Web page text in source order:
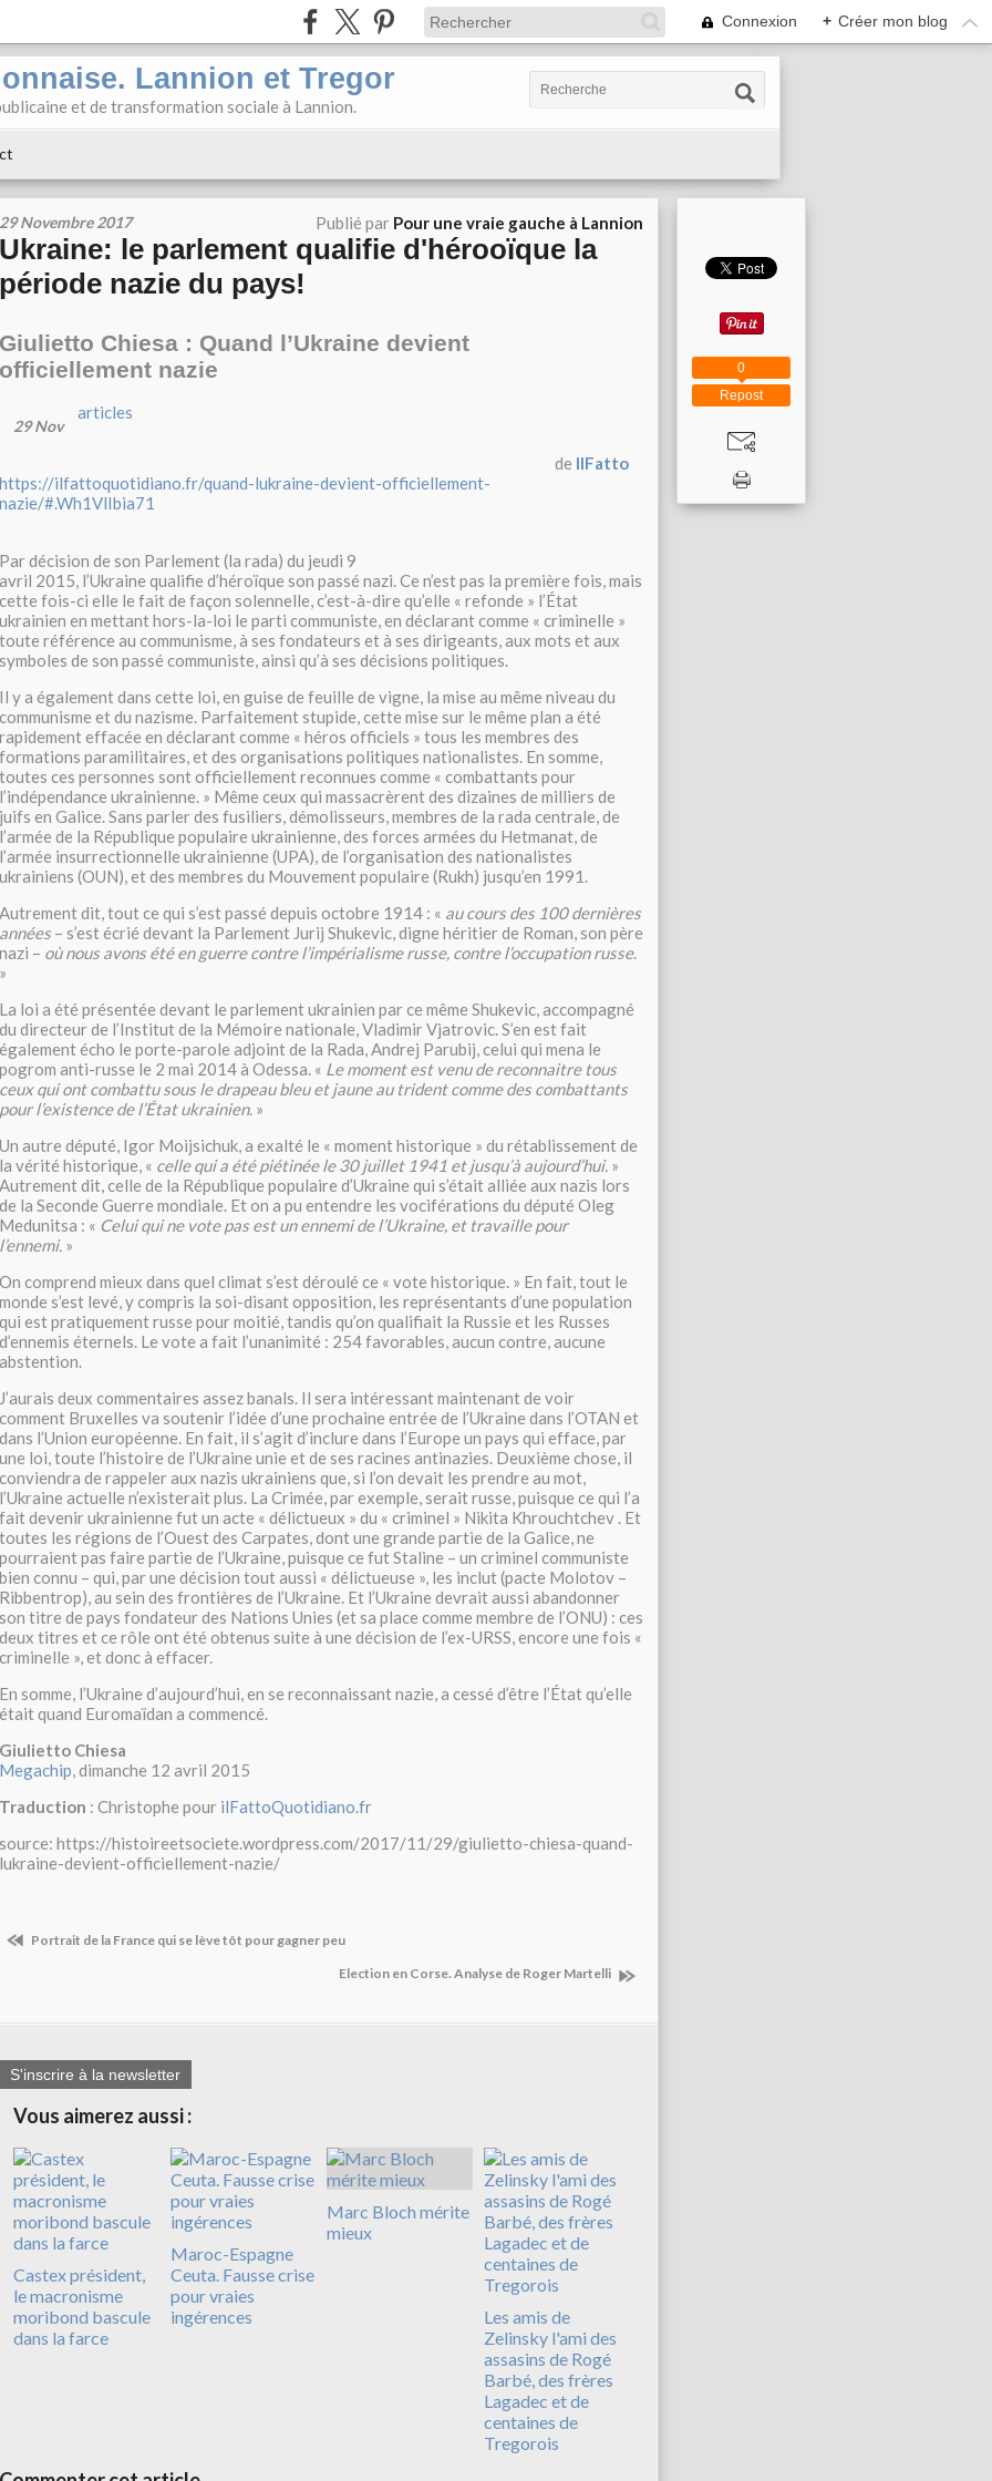
Connexion + Créer mon blog
Lannion et Tregor
et de transformation sociale à Lannion.
29 Novembre 2017 Publié par Pour une vraie gauche à Lannion
Ukraine: le parlement qualifie d'hérooïque la
période nazie du pays!
Giulietto Chiesa : Quand l’Ukraine devient
officiellement nazie
29 Nov
articles
de IlFatto
https://ilfattoquotidiano.fr/quand-lukraine-devient-officiellement-
nazie/#.Wh1VlIbia71
Par décision de son Parlement (la rada) du jeudi 9
avril 2015, l’Ukraine qualifie d’héroïque son passé nazi. Ce n’est pas la première fois, mais
cette fois-ci elle le fait de façon solennelle, c’est-à-dire qu’elle « refonde » l’État
ukrainien en mettant hors-la-loi le parti communiste, en déclarant comme « criminelle »
toute référence au communisme, à ses fondateurs et à ses dirigeants, aux mots et aux
symboles de son passé communiste, ainsi qu’à ses décisions politiques.
Il y a également dans cette loi, en guise de feuille de vigne, la mise au même niveau du
communisme et du nazisme. Parfaitement stupide, cette mise sur le même plan a été
rapidement effacée en déclarant comme « héros officiels » tous les membres des
formations paramilitaires, et des organisations politiques nationalistes. En somme,
toutes ces personnes sont officiellement reconnues comme « combattants pour
l’indépendance ukrainienne. » Même ceux qui massacrèrent des dizaines de milliers de
juifs en Galice. Sans parler des fusiliers, démolisseurs, membres de la rada centrale, de
l’armée de la République populaire ukrainienne, des forces armées du Hetmanat, de
l’armée insurrectionnelle ukrainienne (UPA), de l’organisation des nationalistes
ukrainiens (OUN), et des membres du Mouvement populaire (Rukh) jusqu’en 1991.
Autrement dit, tout ce qui s’est passé depuis octobre 1914 : « au cours des 100 dernières
années – s’est écrié devant la Parlement Jurij Shukevic, digne héritier de Roman, son père
nazi – où nous avons été en guerre contre l’impérialisme russe, contre l’occupation russe.
»
La loi a été présentée devant le parlement ukrainien par ce même Shukevic, accompagné
du directeur de l’Institut de la Mémoire nationale, Vladimir Vjatrovic. S’en est fait
également écho le porte-parole adjoint de la Rada, Andrej Parubij, celui qui mena le
pogrom anti-russe le 2 mai 2014 à Odessa. « Le moment est venu de reconnaitre tous
ceux qui ont combattu sous le drapeau bleu et jaune au trident comme des combattants
pour l’existence de l’État ukrainien. »
Un autre député, Igor Moijsichuk, a exalté le « moment historique » du rétablissement de
la vérité historique, « celle qui a été piétinée le 30 juillet 1941 et jusqu’à aujourd’hui. »
Autrement dit, celle de la République populaire d’Ukraine qui s’était alliée aux nazis lors
de la Seconde Guerre mondiale. Et on a pu entendre les vociférations du député Oleg
Medunitsa : « Celui qui ne vote pas est un ennemi de l’Ukraine, et travaille pour
l’ennemi. »
On comprend mieux dans quel climat s’est déroulé ce « vote historique. » En fait, tout le
monde s’est levé, y compris la soi-disant opposition, les représentants d’une population
qui est pratiquement russe pour moitié, tandis qu’on qualifiait la Russie et les Russes
d’ennemis éternels. Le vote a fait l’unanimité : 254 favorables, aucun contre, aucune
abstention.
J’aurais deux commentaires assez banals. Il sera intéressant maintenant de voir
comment Bruxelles va soutenir l’idée d’une prochaine entrée de l’Ukraine dans l’OTAN et
dans l’Union européenne. En fait, il s’agit d’inclure dans l’Europe un pays qui efface, par
une loi, toute l’histoire de l’Ukraine unie et de ses racines antinazies. Deuxième chose, il
conviendra de rappeler aux nazis ukrainiens que, si l’on devait les prendre au mot,
l’Ukraine actuelle n’existerait plus. La Crimée, par exemple, serait russe, puisque ce qui l’a
fait devenir ukrainienne fut un acte « délictueux » du « criminel » Nikita Khrouchtchev . Et
toutes les régions de l’Ouest des Carpates, dont une grande partie de la Galice, ne
pourraient pas faire partie de l’Ukraine, puisque ce fut Staline – un criminel communiste
bien connu – qui, par une décision tout aussi « délictueuse », les inclut (pacte Molotov –
Ribbentrop), au sein des frontières de l’Ukraine. Et l’Ukraine devrait aussi abandonner
son titre de pays fondateur des Nations Unies (et sa place comme membre de l’ONU) : ces
deux titres et ce rôle ont été obtenus suite à une décision de l’ex-URSS, encore une fois «
criminelle », et donc à effacer.
En somme, l’Ukraine d’aujourd’hui, en se reconnaissant nazie, a cessé d’être l’État qu’elle
était quand Euromaïdan a commencé.
Giulietto Chiesa
Megachip, dimanche 12 avril 2015
Traduction : Christophe pour ilFattoQuotidiano.fr
source: https://histoireetsociete.wordpress.com/2017/11/29/giulietto-chiesa-quand-
lukraine-devient-officiellement-nazie/
Portrait de la France qui se lève tôt pour gagner peu
Election en Corse. Analyse de Roger Martelli
S'inscrire à la newsletter
Vous aimerez aussi :
Castex président,
le macronisme
moribond bascule
dans la farce
Maroc-Espagne
Ceuta. Fausse crise
pour vraies
ingérences
Marc Bloch mérite
mieux
Les amis de
Zelinsky l'ami des
assasins de Rogé
Barbé, des frères
Lagadec et de
centaines de
Tregorois
Repost
0